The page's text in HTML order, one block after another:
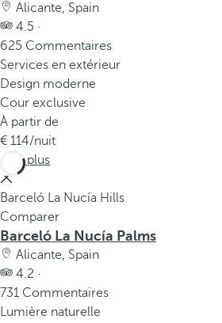
Alicante, Spain
4.5 ·
625 Commentaires
Services en extérieur
Design moderne
Cour exclusive
À partir de
114/nuit
Voir plus
Barceló La Nucía Hills
Comparer
Barceló La Nucía Palms
Alicante, Spain
4.2 ·
731 Commentaires
Lumière naturelle